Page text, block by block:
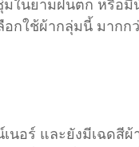
อกใช้ผ้ากลุ่มนี้ มาก
อร์ และยังมีเฉดสีผ้